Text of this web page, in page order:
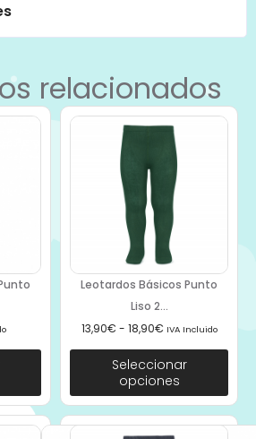
relacionados
Leotardos Básicos Punto
Liso 2...
13,90€ - 18,90€ IVA Incluido
Seleccionar
opciones